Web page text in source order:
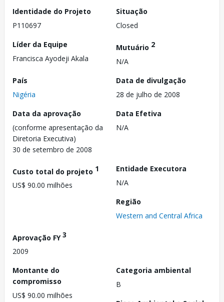
Identidade do Projeto
P110697
Situação
Closed
Líder da Equipe
Francisca Ayodeji Akala
Mutuário 2
N/A
País
Nigéria
Data de divulgação
28 de julho de 2008
Data da aprovação
(conforme apresentação da
Diretoria Executiva)
30 de setembro de 2008
Data Efetiva
N/A
Custo total do projeto 1
US$ 90.00 milhões
Entidade Executora
N/A
Região
Western and Central Africa
Aprovação FY3
2009
Montante do
compromisso
US$ 90.00 milhões
Categoria ambiental
B